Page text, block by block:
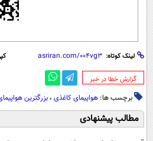
لینک کوتاه:
‌گزارش خطا در خبر
برچسب ها: هواپیمای کاغذی ، بزرگترین
مطالب پیشنهادی